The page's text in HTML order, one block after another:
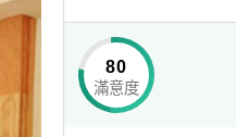
80
滿意度